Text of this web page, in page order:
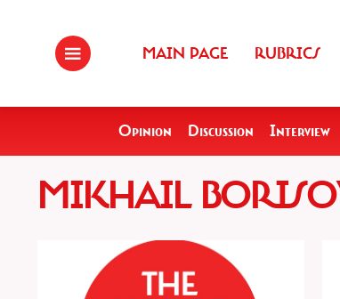
MAIN PAGE RUBRICS
Opinion Discussion Interview
MIKHAIL